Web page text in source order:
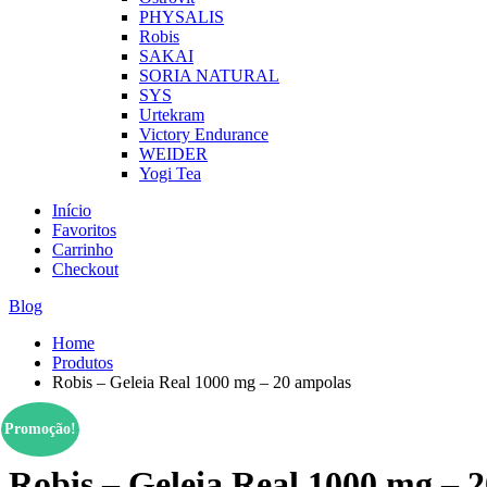
PHYSALIS
Robis
SAKAI
SORIA NATURAL
SYS
Urtekram
Victory Endurance
WEIDER
Yogi Tea
Início
Favoritos
Carrinho
Checkout
Blog
Home
Produtos
Robis – Geleia Real 1000 mg – 20 ampolas
Promoção!